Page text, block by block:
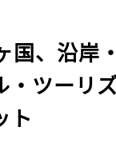
国、沿岸
・ツーリ
ト